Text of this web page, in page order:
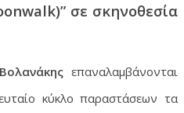
σε σκηνοθεσία
επαναλαμβάνονται
κύκλο παραστάσεων τα